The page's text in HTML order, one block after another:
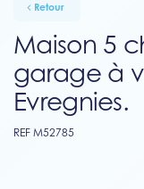
Retour
Maison 5
garage à
Evregnies.
REF M52785